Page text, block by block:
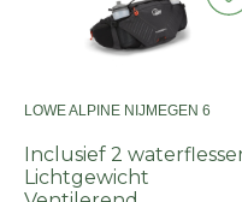
LOWE ALPINE NIJMEGEN 6
Inclusief 2
Lichtgewicht